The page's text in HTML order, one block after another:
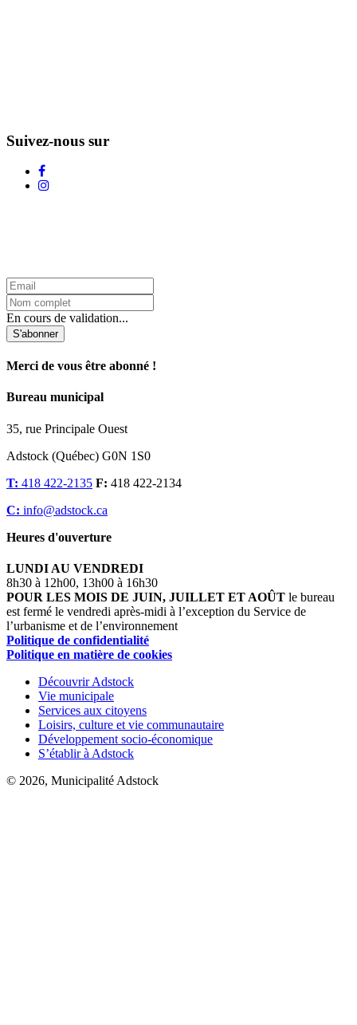
Suivez-nous sur
En cours de validation...
S'abonner
Merci de vous être abonné !
Bureau municipal
35, rue Principale Ouest
Adstock (Québec) G0N 1S0
T: 418 422-2135 F: 418 422-2134
C: info@adstock.ca
Heures d'ouverture
LUNDI AU VENDREDI
8h30 à 12h00, 13h00 à 16h30
POUR LES MOIS DE JUIN, JUILLET ET AOÛT le bureau
est fermé le vendredi après-midi à l’exception du Service de
l’urbanisme et de l’environnement
Politique de confidentialité
Politique en matière de cookies
Découvrir Adstock
Vie municipale
Services aux citoyens
Loisirs, culture et vie communautaire
Développement socio-économique
S’établir à Adstock
© 2026, Municipalité Adstock